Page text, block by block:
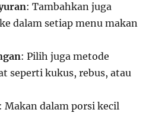
: Tambahkan juga
dalam setiap menu makan
: Pilih juga metode
seperti kukus, rebus, atau
: Makan dalam porsi kecil